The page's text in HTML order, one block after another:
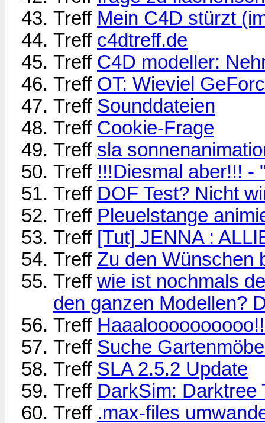
Treff Mein C4D stürzt
Treff c4dtreff.de
Treff C4D modeller:
Treff OT: Wieviel
Treff Sounddateien
Treff Cookie-Frage
Treff sla
Treff !!!Diesmal aber!!! -
Treff DOF Test? Nicht
Treff Pleuelstange
Treff [Tut] JENNA :
Treff Zu den Wünschen
Treff wie ist nochmals
den ganzen Modellen?
Treff
Treff Suche
Treff SLA 2.5.2 Update
Treff DarkSim: Darktree
Treff .max-files